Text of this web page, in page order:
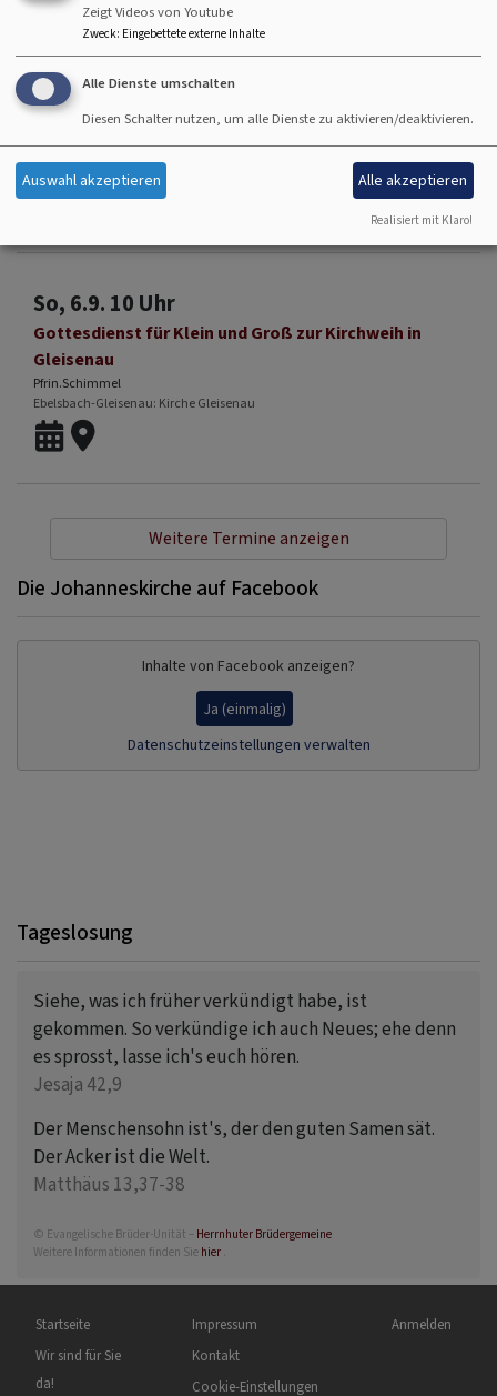
So, 30.8. 10 Uhr
Gottesdienst - anschließend Kirchenkaffee
Lektorin i.A.Teske
Hallstadt
Johanneskirche Hallstadt
So, 6.9. 10 Uhr
Gottesdienst für Klein und Groß zur Kirchweih in
Gleisenau
Pfrin.Schimmel
Ebelsbach-Gleisenau Kirche Gleisenau
Weitere Termine anzeigen
Die Johanneskirche auf Facebook
Inhalte von Facebook anzeigen?
Ja (einmalig)
Datenschutzeinstellungen verwalten
Tageslosung
Siehe, was ich früher verkündigt habe, ist
gekommen. So verkündige ich auch Neues; ehe denn
es sprosst, lasse ich's euch hören.
Jesaja 42,9
Der Menschensohn ist's, der den guten Samen sät.
Der Acker ist die Welt.
Matthäus 13,37-38
© Evangelische Brüder-Unität – Herrnhuter Brüdergemeine
Weitere Informationen finden Sie hier .
Hauptnavigation
Startseite
Wir sind für Sie
da!
Fußbereichsmenü
Impressum
Kontakt
Cookie-Einstellungen
Benutzermenü
Anmelden
Zeigt Videos von Youtube
Zweck: Eingebettete externe Inhalte
Alle Dienste umschalten
Diesen Schalter nutzen, um alle Dienste zu aktivieren/deaktivieren.
Auswahl akzeptieren Alle akzeptieren
Realisiert mit Klaro!